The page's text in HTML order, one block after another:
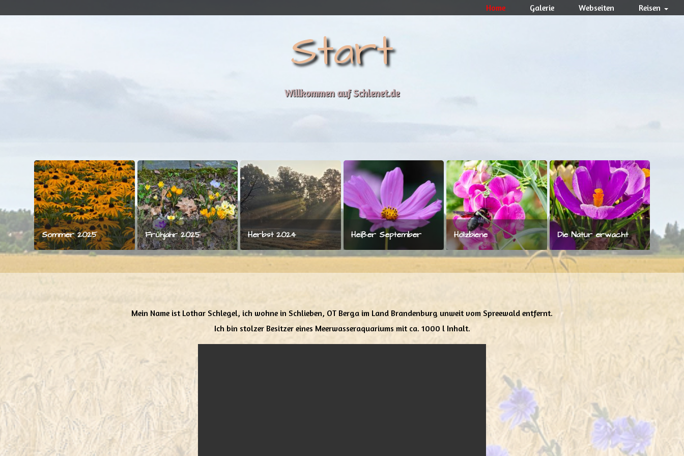
Home Galerie Webseiten Reisen
Start
Willkommen auf Schlenet.de
Sommer 2025 Frühjahr 2025 Herbst 2024 Heißer September Holzbiene Die Natur erwacht
Mein Name ist Lothar Schlegel, ich wohne in Schlieben, OT Berga im Land Brandenburg unweit vom Spreewald entfernt.
Ich bin stolzer Besitzer eines Meerwasseraquariums mit ca. 1000 l Inhalt.